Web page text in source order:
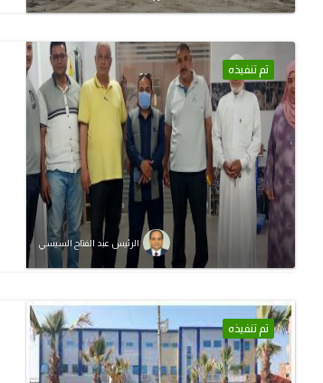
تم تنفيذه
الرئيس عبد الفتاح السيسي
تم تنفيذه